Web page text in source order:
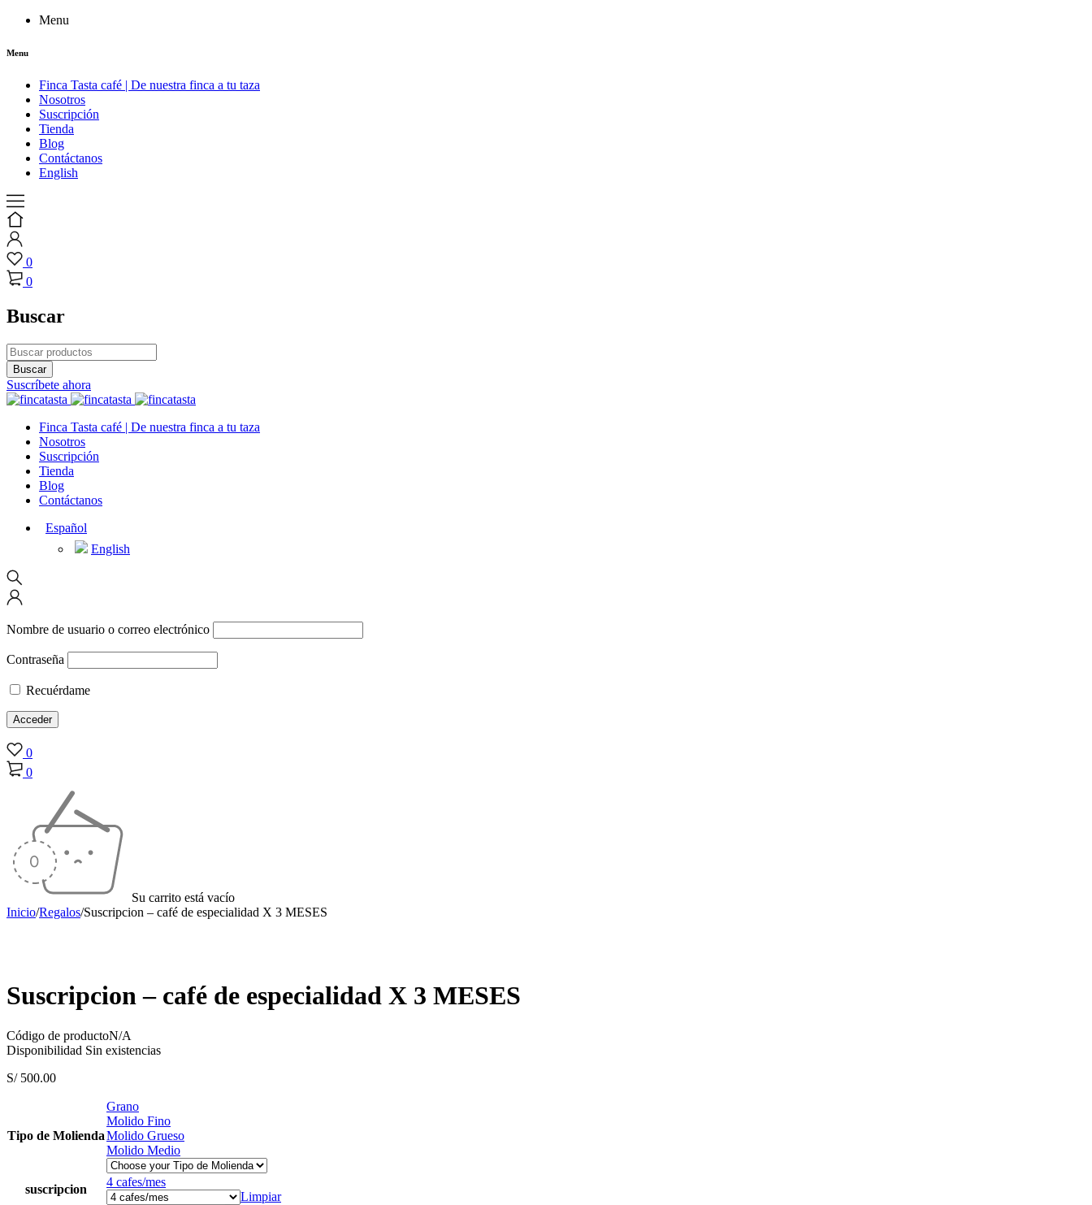
Menu
Menu
Finca Tasta café | De nuestra finca a tu taza
Nosotros
Suscripción
Tienda
Blog
Contáctanos
English
0
0
Buscar
Suscríbete ahora
Finca Tasta café | De nuestra finca a tu taza
Nosotros
Suscripción
Tienda
Blog
Contáctanos
Español
English
Nombre de usuario o correo electrónico
Contraseña
Recuérdame
0
0
Su carrito está vacío
Inicio/Regalos/Suscripcion – café de especialidad X 3 MESES
Suscripcion – café de especialidad X 3 MESES
Código de productoN/A
Disponibilidad Sin existencias
S/500.00
Tipo de Molienda
Grano
Molido Fino
Molido Grueso
Molido Medio
suscripcion
4 cafes/mes
Limpiar